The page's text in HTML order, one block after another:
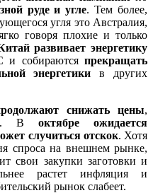
руде и угле. Тем более,
угля это Австралия,
говоря плохие и только
развивает энергетику
и собираются прекращать
энергетики в других
снижать цены,
В октябре ожидается
случиться отскок. Хотя
спроса на внешнем рынке,
свои закупки заготовки и
растет инфляция и
рынок слабеет.